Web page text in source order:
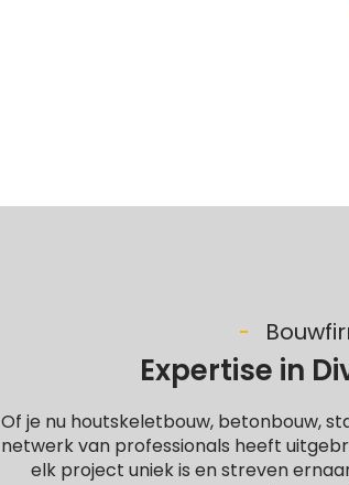
Expertise in
Of je nu houtskeletbouw, betonbouw,
netwerk van professionals heeft
elk project uniek is en streven